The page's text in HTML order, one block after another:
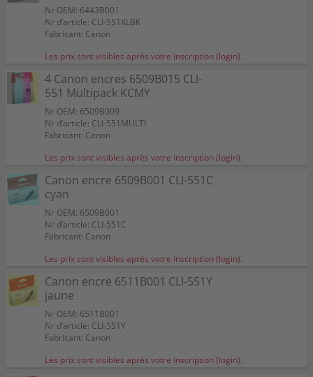
Nr OEM: 6443B001
Nr d’article: CLI-551XLBK
Fabricant: Canon
Les prix sont visibles après votre inscription (login).
4 Canon encres 6509B015 CLI-
551 Multipack KCMY
Nr OEM: 6509B009
Nr d’article: CLI-551MULTI
Fabricant: Canon
Les prix sont visibles après votre inscription (login).
Canon encre 6509B001 CLI-551C
cyan
Nr OEM: 6509B001
Nr d’article: CLI-551C
Fabricant: Canon
Les prix sont visibles après votre inscription (login).
Canon encre 6511B001 CLI-551Y
jaune
Nr OEM: 6511B001
Nr d’article: CLI-551Y
Fabricant: Canon
Les prix sont visibles après votre inscription (login).